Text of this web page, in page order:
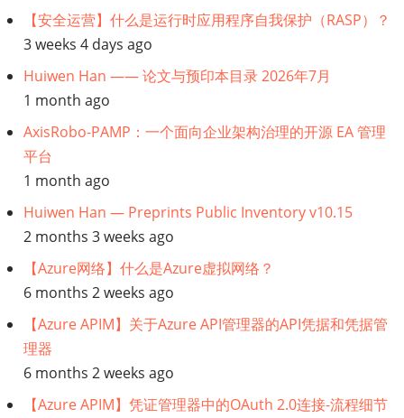
架
构
智
能
助
【安全运营】什么是运行时应用程序自我保护（RASP）？
3 weeks 4 days ago
Huiwen Han —— 论文与预印本目录 2026年7月
1 month ago
AxisRobo-PAMP：一个面向企业架构治理的开源 EA 管理
平台
1 month ago
Huiwen Han — Preprints Public Inventory v10.15
2 months 3 weeks ago
【Azure网络】什么是Azure虚拟网络？
6 months 2 weeks ago
【Azure APIM】关于Azure API管理器的API凭据和凭据管
理器
6 months 2 weeks ago
【Azure APIM】凭证管理器中的OAuth 2.0连接-流程细节